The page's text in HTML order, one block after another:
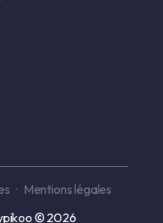
Mentions légales
© 2026